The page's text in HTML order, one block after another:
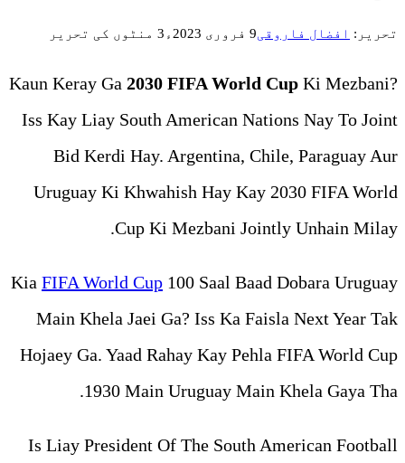
3 منٹوں کی تحریر
Kaun Keray Ga2030 FIFA
Iss Kay Liay South
Bid Kerdi Hay.
Uruguay Ki Khwahish
Cup Ki
KiaFIFA World Cup 100 Saal
Main Khela Jaei Ga? Iss
Hojaey Ga. Yaad Rahay Kay
1930 Main Uruguay
Is Liay President Of The